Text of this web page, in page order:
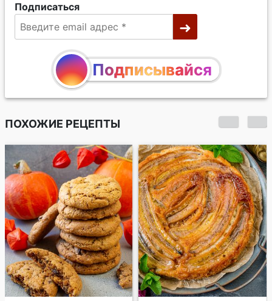
Подписаться
Подписывайся
ПОХОЖИЕ РЕЦЕПТЫ
Что испечь на
выходных. 27 идей
интересной выпечки
- от печенья до
пирогов